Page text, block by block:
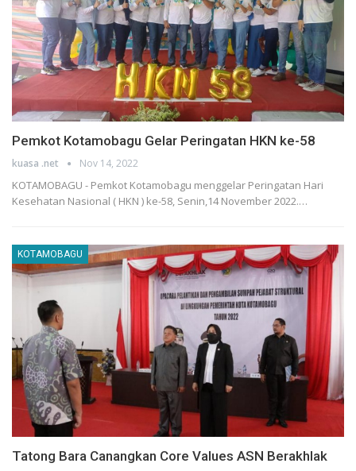
Pemkot Kotamobagu Gelar Peringatan HKN ke-58
kuasa .net Nov 14, 2022
KOTAMOBAGU - Pemkot Kotamobagu menggelar Peringatan Hari
Kesehatan Nasional ( HKN ) ke-58, Senin,14 November 2022.…
KOTAMOBAGU
Tatong Bara Canangkan Core Values ASN Berakhlak